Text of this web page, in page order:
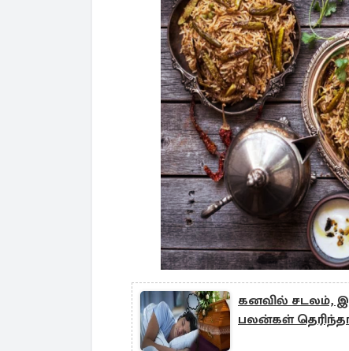
கனவில் சடலம்,
பலன்கள்